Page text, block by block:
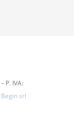
– P. IVA:
Begin srl